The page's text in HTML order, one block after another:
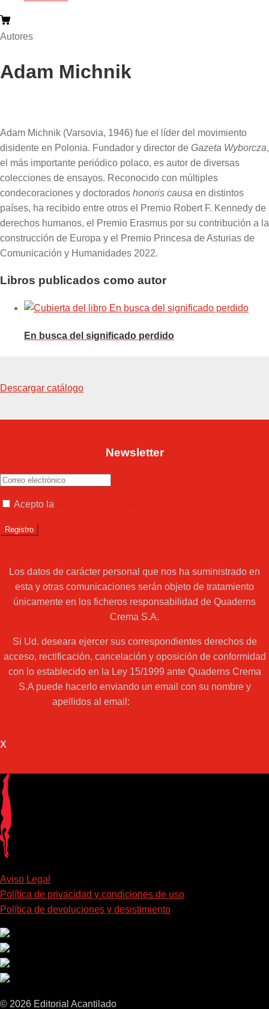
Autores
Adam Michnik
Adam Michnik (Varsovia, 1946) fue el líder del movimiento
disidente en Polonia. Fundador y director de Gazeta Wyborcza,
el más importante periódico polaco, es autor de diversas
colecciones de ensayos. Reconocido con múltiples
condecoraciones y doctorados honoris causa en distintos
países, ha recibido entre otros el Premio Robert F. Kennedy de
derechos humanos, el Premio Erasmus por su contribución a la
construcción de Europa y el Premio Princesa de Asturias de
Comunicación y Humanidades 2022.
Libros publicados como autor
En busca del significado perdido
Descargar catálogo
Newsletter
Acepto la
Los datos de carácter personal que nos ha suministrado en
esta y otras comunicaciones serán objeto de tratamiento
únicamente en los ficheros responsabilidad de Quaderns
Crema S.A.
Si Ud. deseara ejercer sus correspondientes derechos de
acceso, rectificación, cancelación y oposición de conformidad
con lo establecido en la Ley 15/1999 ante Quaderns Crema
S.A puede hacerlo enviando un email con su nombre y
apellidos al email:
X
Aviso Legal
Política de privacidad y condiciones de uso
Política de devoluciones y desistimiento
© 2026 Editorial Acantilado